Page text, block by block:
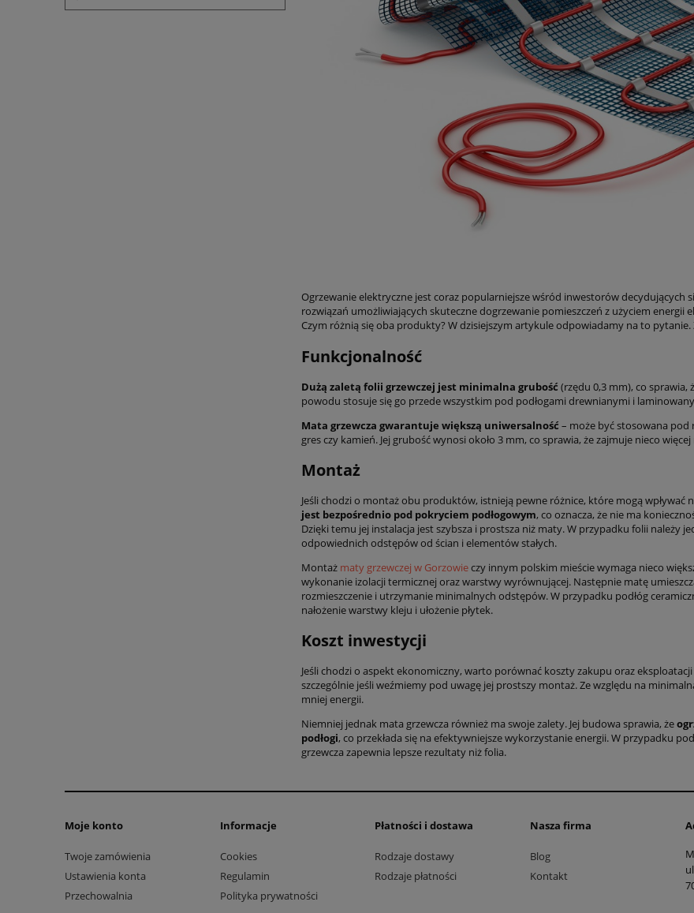
Ogrzewanie elektryczne jest coraz popularniejsze wśród inwestorów
rozwiązań umożliwiających skuteczne dogrzewanie pomieszczeń z użyciem energii
Czym różnią się oba produkty? W dzisiejszym artykule odpowiadamy na to
Funkcjonalność
Dużą zaletą folii grzewczej jest minimalna grubość (rzędu 0,3 mm), co sprawia,
powodu stosuje się go przede wszystkim pod podłogami drewnianymi i
Mata grzewcza gwarantuje większą uniwersalność – może być stosowana pod
gres czy kamień. Jej grubość wynosi około 3 mm, co sprawia, że zajmuje nieco
Montaż
Jeśli chodzi o montaż obu produktów, istnieją pewne różnice, które mogą wpływać
jest bezpośrednio pod pokryciem podłogowym, co oznacza, że nie ma
Dzięki temu jej instalacja jest szybsza i prostsza niż maty. W przypadku folii należy
odpowiednich odstępów od ścian i elementów stałych.
Montaż maty grzewczej w Gorzowieczy innym polskim mieście wymaga nieco
wykonanie izolacji termicznej oraz warstwy wyrównującej. Następnie matę
rozmieszczenie i utrzymanie minimalnych odstępów. W przypadku podłóg
nałożenie warstwy kleju i ułożenie płytek.
Koszt inwestycji
Jeśli chodzi o aspekt ekonomiczny, warto porównać koszty zakupu oraz
szczególnie jeśli weźmiemy pod uwagę jej prostszy montaż. Ze względu na
mniej energii.
Niemniej jednak mata grzewcza również ma swoje zalety. Jej budowa sprawia, że
podłogi, co przekłada się na efektywniejsze wykorzystanie energii. W przypadku
grzewcza zapewnia lepsze rezultaty niż folia.
Moje konto
Twoje zamówienia
Ustawienia konta
Przechowalnia
Informacje
Cookies
Regulamin
Polityka prywatności
Płatności i dostawa
Rodzaje dostawy
Rodzaje płatności
Nasza firma
Blog
Kontakt